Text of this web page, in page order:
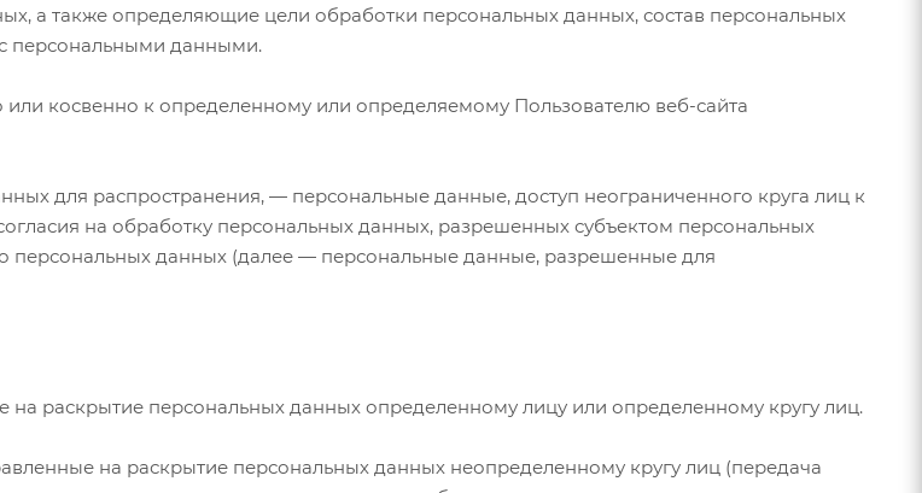
а также определяющие цели обработки персональных данных, состав персональных
персональными данными.
косвенно к определенному или определяемому Пользователю веб-сайта
для распространения, — персональные данные, доступ неограниченного круга лиц к
на обработку персональных данных, разрешенных субъектом персональных
данных (далее — персональные данные, разрешенные для
на раскрытие персональных данных определенному лицу или определенному кругу лиц.
на раскрытие персональных данных неопределенному кругу лиц (передача